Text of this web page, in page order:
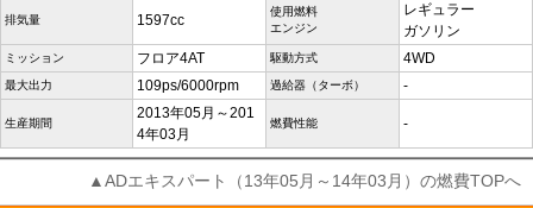
排気量 1597cc
使用燃料
エンジン
レギュラー
ガソリン
ミッション フロア4AT 駆動方式 4WD
最大出力 109ps/6000rpm 過給器（ターボ） -
生産期間
2013年05月～201
4年03月
燃費性能 -
▲ADエキスパート（13年05月～14年03月）の燃費TOPへ